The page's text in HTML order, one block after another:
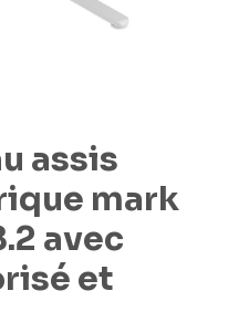
assis
mark
avec
et